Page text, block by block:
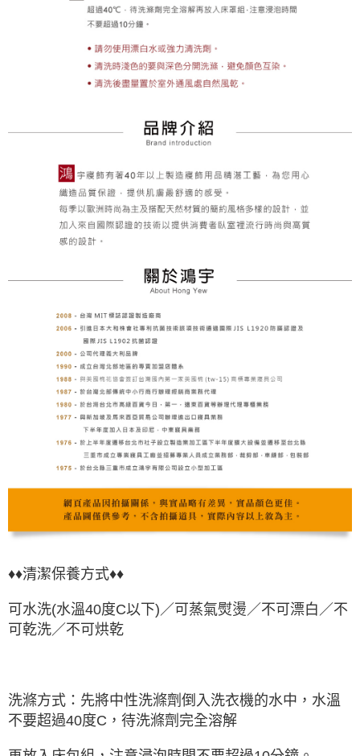
♦♦清潔保養方式♦♦
可水洗(水溫40度C以下)／可蒸氣熨燙／不可漂白／不
可乾洗／不可烘乾
洗滌方式：先將中性洗滌劑倒入洗衣機的水中，水溫
不要超過40度C，待洗滌劑完全溶解